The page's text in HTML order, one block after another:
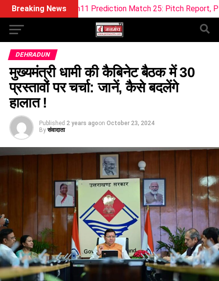
Breaking News
Dream11 Prediction Match 25: Pitch Report, Playing 11 &
DEHRADUN
मुख्यमंत्री धामी की कैबिनेट बैठक में 30
प्रस्तावों पर चर्चा: जानें, कैसे बदलेंगे
हालात !
Published 2 years agoon October 23, 2024
By संवादाता